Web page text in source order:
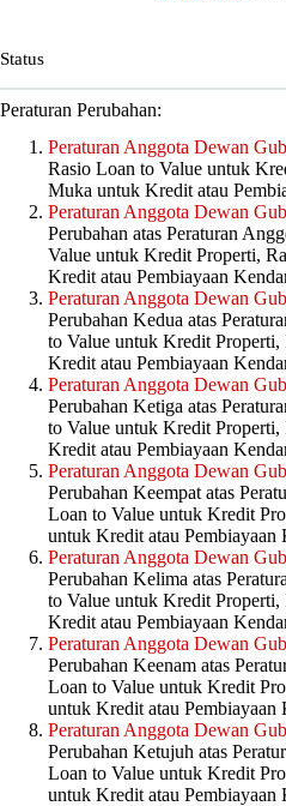
Status
Peraturan Perubahan:
Peraturan Anggota Dewan
Rasio Loan to Value untuk
Muka untuk Kredit atau
Peraturan Anggota Dewan
Perubahan atas Peraturan
Value untuk Kredit Properti,
Kredit atau Pembiayaan
Peraturan Anggota Dewan
Perubahan Kedua atas
to Value untuk Kredit
Kredit atau Pembiayaan
Peraturan Anggota Dewan
Perubahan Ketiga atas
to Value untuk Kredit
Kredit atau Pembiayaan
Peraturan Anggota Dewan
Perubahan Keempat atas
Loan to Value untuk Kredit
untuk Kredit atau Pembiayaan
Peraturan Anggota Dewan
Perubahan Kelima atas
to Value untuk Kredit
Kredit atau Pembiayaan
Peraturan Anggota Dewan
Perubahan Keenam atas
Loan to Value untuk Kredit
untuk Kredit atau Pembiayaan
Peraturan Anggota Dewan
Perubahan Ketujuh atas
Loan to Value untuk Kredit
untuk Kredit atau Pembiayaan